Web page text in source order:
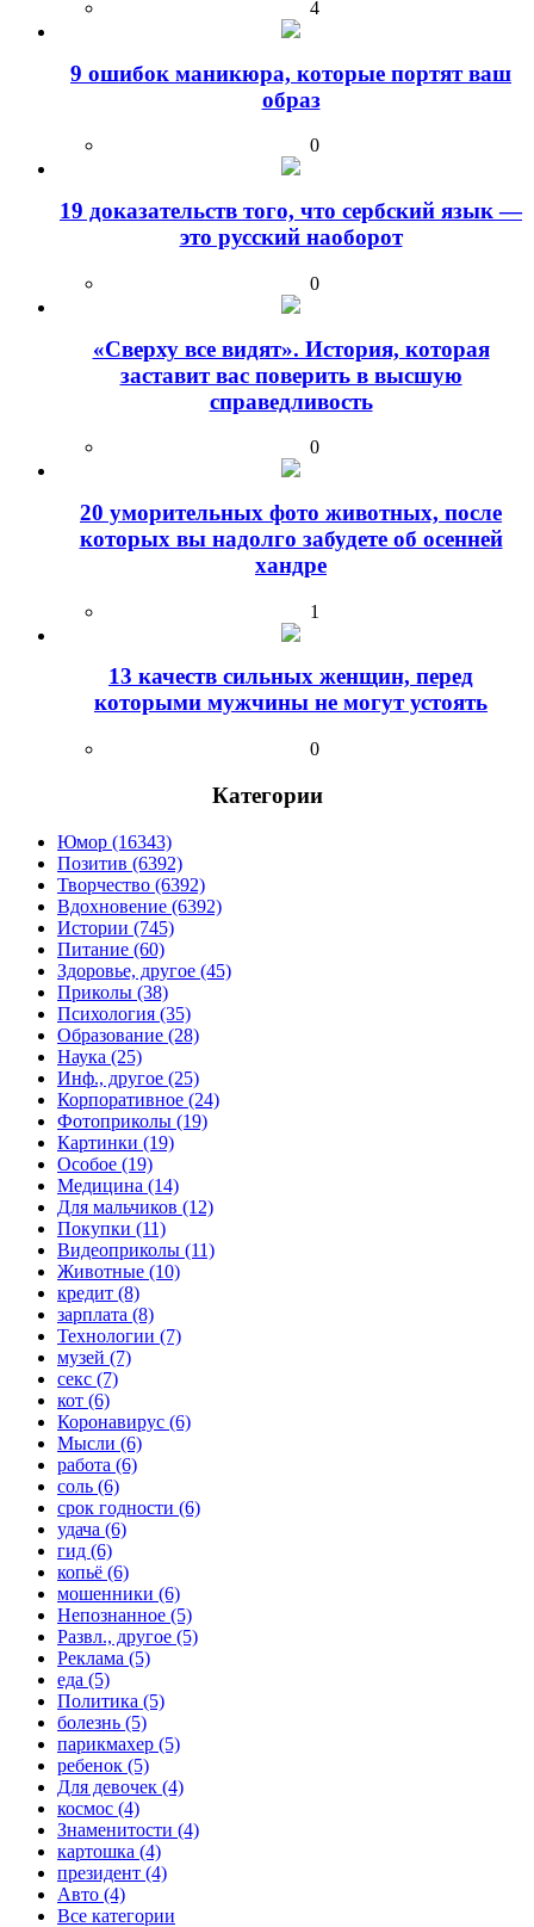
4
9 ошибок маникюра, которые портят ваш
образ
0
19 доказательств того, что сербский язык —
это русский наоборот
0
«Сверху все видят». История, которая
заставит вас поверить в высшую
справедливость
0
20 уморительных фото животных, после
которых вы надолго забудете об осенней
хандре
1
13 качеств сильных женщин, перед
которыми мужчины не могут устоять
0
Категории
Юмор (16343)
Позитив (6392)
Творчество (6392)
Вдохновение (6392)
Истории (745)
Питание (60)
Здоровье, другое (45)
Приколы (38)
Психология (35)
Образование (28)
Наука (25)
Инф., другое (25)
Корпоративное (24)
Фотоприколы (19)
Картинки (19)
Особое (19)
Медицина (14)
Для мальчиков (12)
Покупки (11)
Видеоприколы (11)
Животные (10)
кредит (8)
зарплата (8)
Технологии (7)
музей (7)
секс (7)
кот (6)
Коронавирус (6)
Мысли (6)
работа (6)
соль (6)
срок годности (6)
удача (6)
гид (6)
копьё (6)
мошенники (6)
Непознанное (5)
Развл., другое (5)
Реклама (5)
еда (5)
Политика (5)
болезнь (5)
парикмахер (5)
ребенок (5)
Для девочек (4)
космос (4)
Знаменитости (4)
картошка (4)
президент (4)
Авто (4)
Все категории